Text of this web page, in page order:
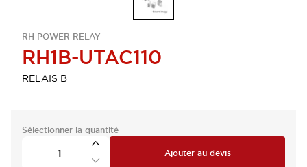
RH POWER RELAY
RH1B-UTAC110
RELAIS B
Sélectionner la quantité
Ajouter au devis